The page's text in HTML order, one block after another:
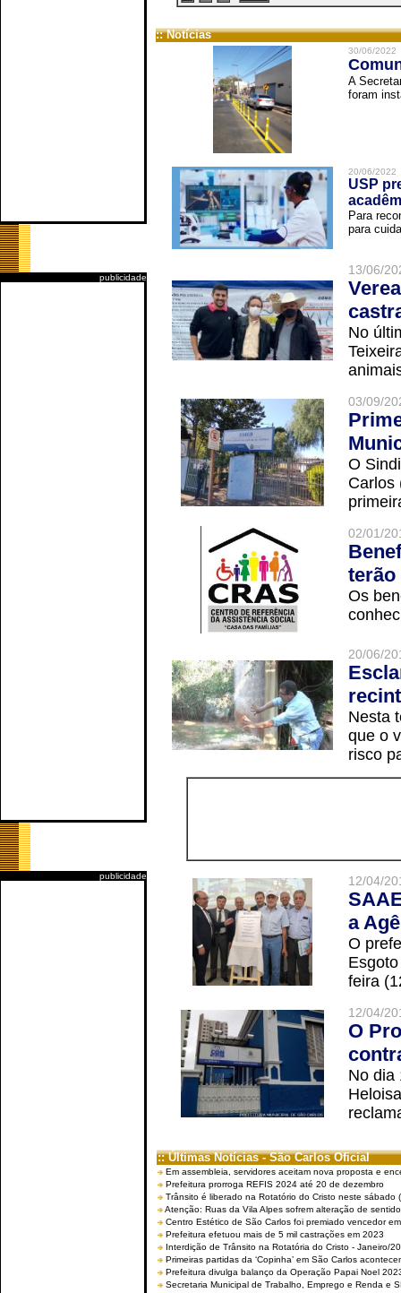
publicidade
publicidade
:: Notícias
30/06/2022
A
foram
20/06/2022
USP
Para
para
13/06/
No
03/09/
O
Carlos
02/01/
terão
Os
20/06/
Nesta
que o
risco
12/04/
a
O
feira
12/04/
O
No dia
:: Últimas Notícias - São Carlos Oficial
Em assembleia, servidores aceitam nova proposta e
Prefeitura prorroga REFIS 2024 até 20 de dezembro
Trânsito é liberado na Rotatório do Cristo neste sábado
Atenção: Ruas da Vila Alpes sofrem alteração de
Centro Estético de São Carlos foi premiado vencedor
Prefeitura efetuou mais de 5 mil castrações em 2023
Interdição de Trânsito na Rotatória do Cristo - Janeiro/
Primeiras partidas da ‘Copinha’ em São Carlos
Prefeitura divulga balanço da Operação Papai Noel
Secretaria Municipal de Trabalho, Emprego e Renda e